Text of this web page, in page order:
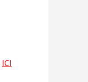
ICI